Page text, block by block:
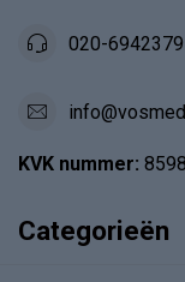
020-6942379
KVK nummer:
Categorieën